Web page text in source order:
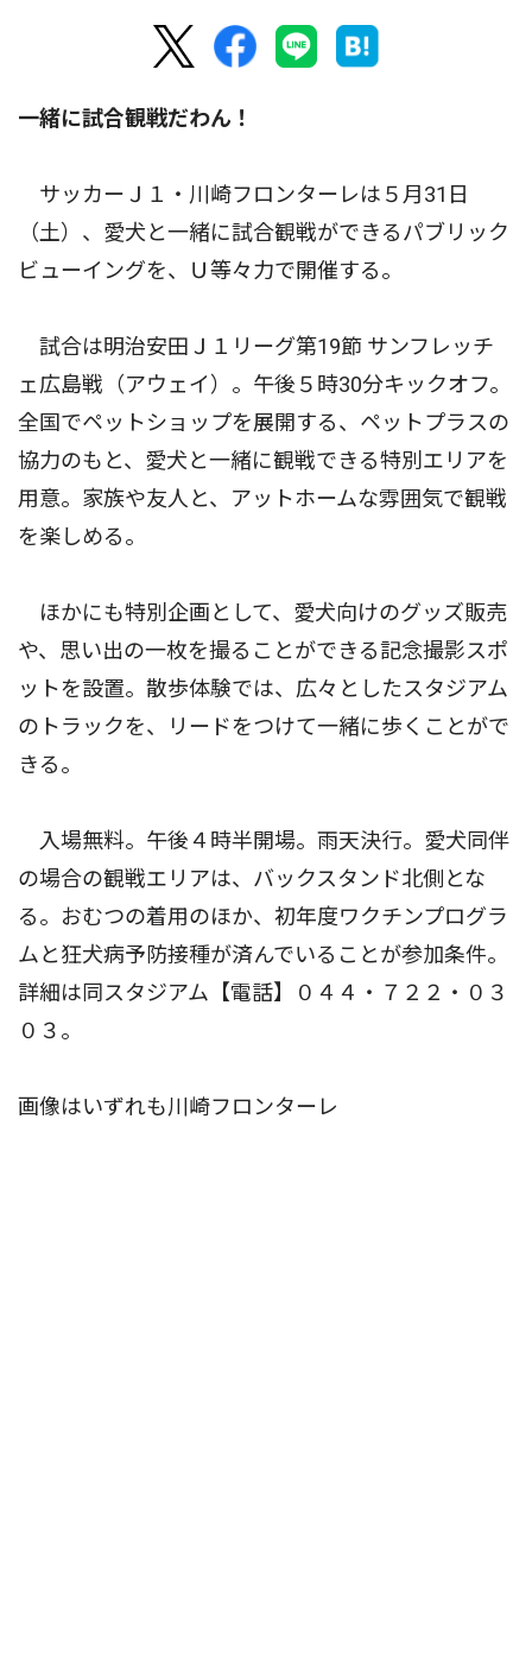
一緒に試合観戦だわん！
サッカーＪ１・川崎フロンターレは５月31日
（土）、愛犬と一緒に試合観戦ができるパブリック
ビューイングを、Ｕ等々力で開催する。
試合は明治安田Ｊ１リーグ第19節 サンフレッチ
ェ広島戦（アウェイ）。午後５時30分キックオフ。
全国でペットショップを展開する、ペットプラスの
協力のもと、愛犬と一緒に観戦できる特別エリアを
用意。家族や友人と、アットホームな雰囲気で観戦
を楽しめる。
ほかにも特別企画として、愛犬向けのグッズ販売
や、思い出の一枚を撮ることができる記念撮影スポ
ットを設置。散歩体験では、広々としたスタジアム
のトラックを、リードをつけて一緒に歩くことがで
きる。
入場無料。午後４時半開場。雨天決行。愛犬同伴
の場合の観戦エリアは、バックスタンド北側とな
る。おむつの着用のほか、初年度ワクチンプログラ
ムと狂犬病予防接種が済んでいることが参加条件。
詳細は同スタジアム【電話】０４４・７２２・０３
０３。
画像はいずれも川崎フロンターレ